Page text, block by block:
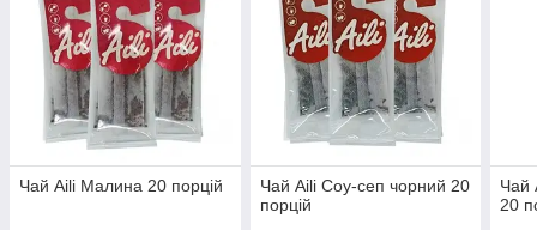
Чай Aili Малина 20 порцій
Чай Aili Соу-сеп чорний 20
порцій
Чай
20